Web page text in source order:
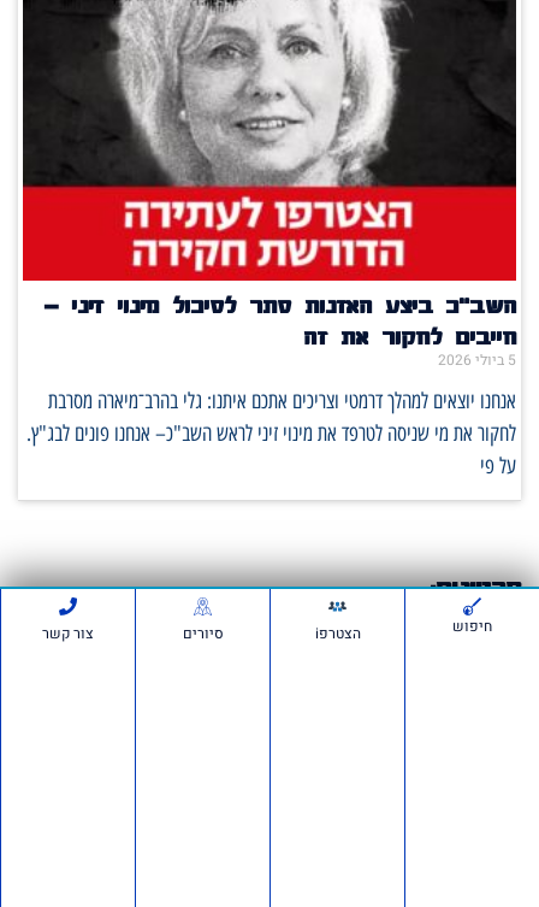
השב"כ ביצע האזנות סתר לסיכול מינוי זיני –
חייבים לחקור את זה
5 ביולי 2026
אנחנו יוצאים למהלך דרמטי וצריכים אתכם איתנו: גלי בהרב־מיארה מסרבת
לחקור את מי שניסה לטרפד את מינוי זיני לראש השב"כ– אנחנו פונים לבג"ץ.
על פי
סרטונים:
חיפוש הצטרפi סיורים צור קשר